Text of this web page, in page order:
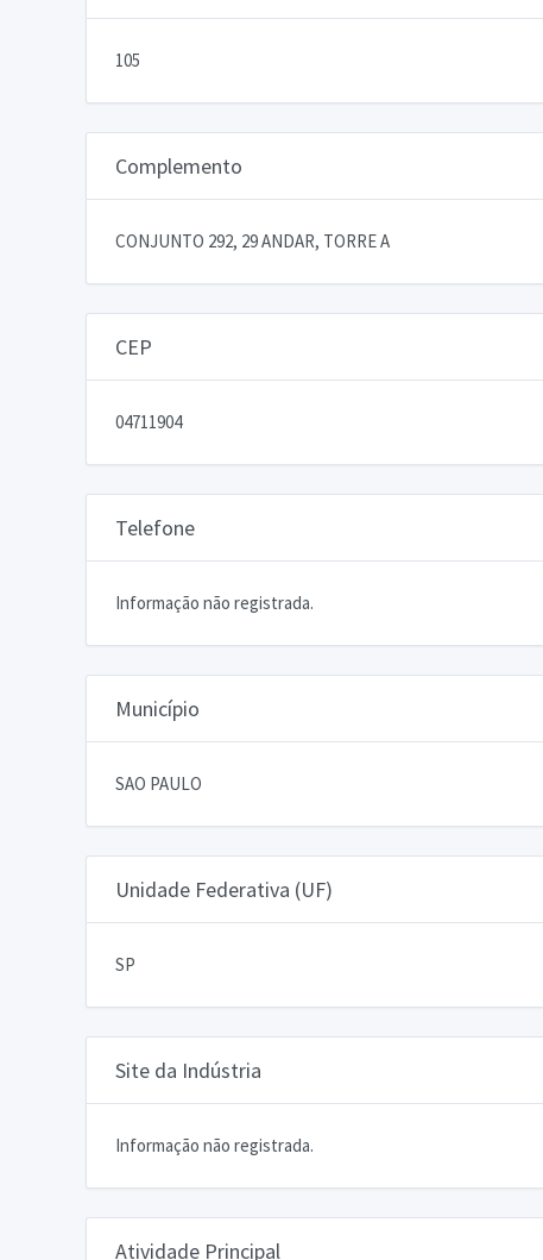
105
Complemento
CONJUNTO 292, 29 ANDAR, TORRE A
CEP
04711904
Telefone
Informação não registrada.
Município
SAO PAULO
Unidade Federativa (UF)
SP
Site da Indústria
Informação não registrada.
Atividade Principal